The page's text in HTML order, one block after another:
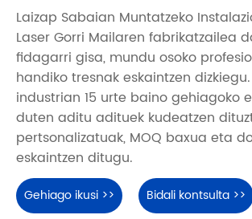
Laizap Sabaian Muntatzeko
Laser Gorri Mailaren fabrikatzailea
fidagarri gisa, mundu osoko
handiko tresnak eskaintzen
industrian 15 urte baino gehiagoko
duten aditu adituek kudeatzen
pertsonalizatuak, MOQ baxua eta
eskaintzen ditugu.
Gehiago ikusi >> Bidali kontsulta >>